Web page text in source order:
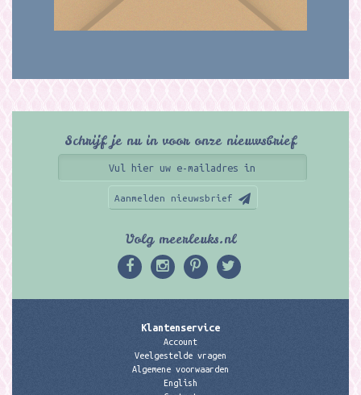
Schrijf je nu in voor onze nieuwsbrief
Aanmelden nieuwsbrief
Volg meerleuks.nl
Klantenservice
Account
Veelgestelde vragen
Algemene voorwaarden
English